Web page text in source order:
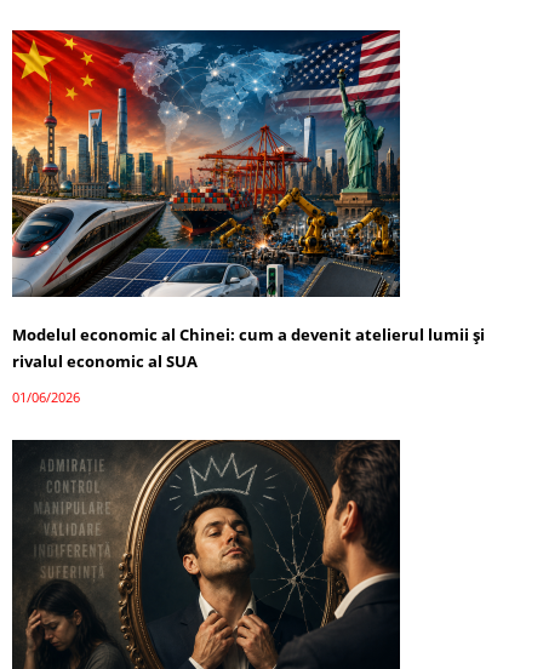
Modelul economic al Chinei: cum a devenit atelierul lumii și
rivalul economic al SUA
01/06/2026